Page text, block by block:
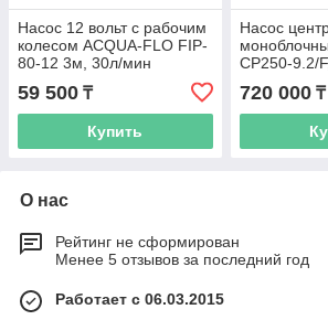
Насос 12 вольт с рабочим
колесом ACQUA-FLO FIP-
80-12 3м, 30л/мин
59 500 ₸
Купить
Насос
CP250-9.2/
720 000₸
О нас
Рейтинг не сформирован
Менее 5 отзывов за последний год
Работает с 06.03.2015